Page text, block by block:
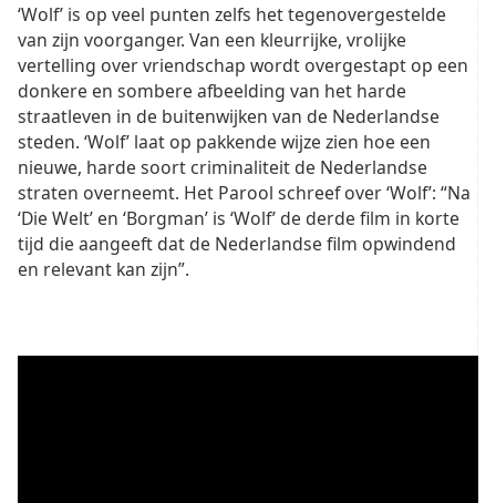
‘Wolf’ is op veel punten zelfs het tegenovergestelde
van zijn voorganger. Van een kleurrijke, vrolijke
vertelling over vriendschap wordt overgestapt op een
donkere en sombere afbeelding van het harde
straatleven in de buitenwijken van de Nederlandse
steden. ‘Wolf’ laat op pakkende wijze zien hoe een
nieuwe, harde soort criminaliteit de Nederlandse
straten overneemt. Het Parool schreef over ‘Wolf’: “Na
‘Die Welt’ en ‘Borgman’ is ‘Wolf’ de derde film in korte
tijd die aangeeft dat de Nederlandse film opwindend
en relevant kan zijn”.